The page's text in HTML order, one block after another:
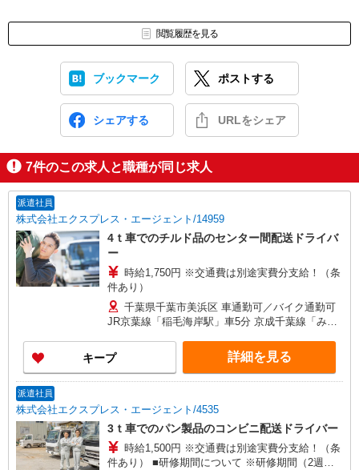
閲覧履歴を見る
ブックマーク ポストする
シェアする URLをシェア
7件のこの求人と職種が同じ求人
派遣社員
株式会社エクスプレス・エージェント/14959
4ｔ車でのチルド品のセンター間配送ドライバ
ー
時給1,750円 ※交通費は別途実費分支給！（条
件あり）
千葉県千葉市美浜区 車通勤可／バイク通勤可
JR京葉線「稲毛海岸駅」車5分 京成千葉線「みど
キープ 詳細を見る
派遣社員
株式会社エクスプレス・エージェント/4535
3ｔ車でのパン製品のコンビニ配送ドライバー
時給1,500円 ※交通費は別途実費分支給！（条
件あり） ■研修期間について ※研修期間（2週間